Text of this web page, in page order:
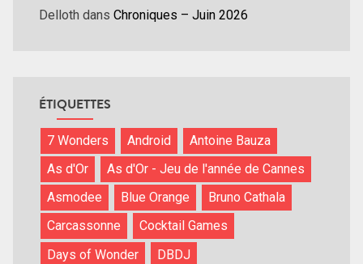
Delloth dans Chroniques – Juin 2026
ÉTIQUETTES
7 Wonders Android
Antoine Bauza
As d'Or
As d'Or - Jeu de l'année de Cannes
Asmodee
Blue Orange
Bruno Cathala
Carcassonne
Cocktail Games
Days of Wonder
DBDJ